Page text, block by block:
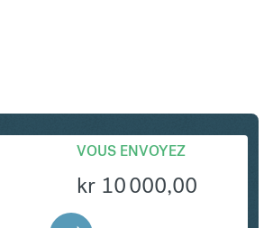
VOUS ENVOYEZ
kr 10 000,00